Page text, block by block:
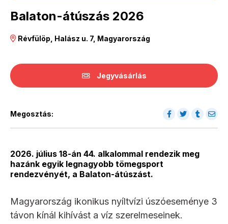
Balaton-átúszás 2026
Révfülöp, Halász u. 7, Magyarország
Jegyvásárlás
Megosztás:
2026. július 18-án 44. alkalommal rendezik meg
hazánk egyik legnagyobb tömegsport
rendezvényét, a Balaton-átúszást.
Magyarország ikonikus nyíltvízi úszóeseménye 3
távon kínál kihívást a víz szerelmeseinek.